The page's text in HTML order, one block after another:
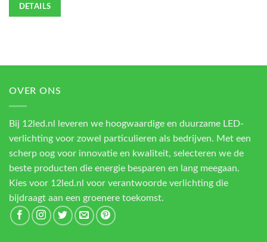
DETAILS
OVER ONS
Bij 12led.nl leveren we hoogwaardige en duurzame LED-
verlichting voor zowel particulieren als bedrijven. Met een
scherp oog voor innovatie en kwaliteit, selecteren we de
beste producten die energie besparen en lang meegaan.
Kies voor 12led.nl voor verantwoorde verlichting die
bijdraagt aan een groenere toekomst.